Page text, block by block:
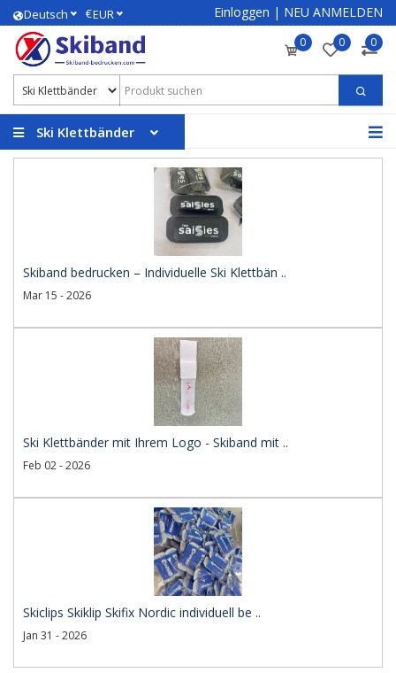
Deutsch €EUR Einloggen | NEU ANMELDEN
0 0 0
Ski Klettbänder
Skiband bedrucken – Individuelle Ski Klettbän ..
Mar 15 - 2026
Ski Klettbänder mit Ihrem Logo - Skiband mit ..
Feb 02 - 2026
Skiclips Skiklip Skifix Nordic individuell be ..
Jan 31 - 2026